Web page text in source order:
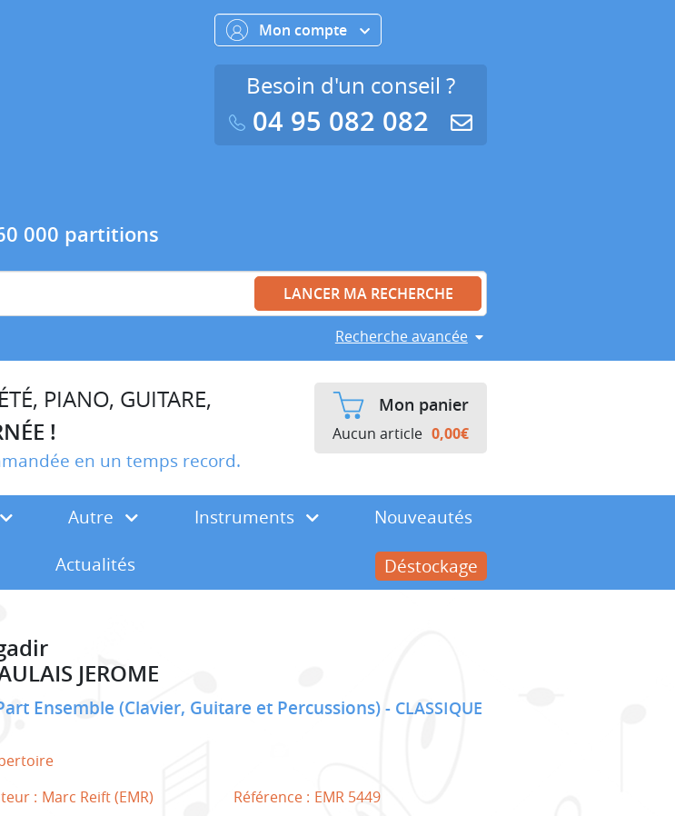
000 partitions
Recherche avancée
Mon compte
Besoin d'un conseil ?
04 95 082 082
PIANO, GUITARE,
!
en un temps record.
Mon panier
Aucun article 0,00€
Autre Instruments
Nouveautés
Actualités Déstockage
JEROME
Ensemble (Clavier, Guitare et Percussions) CLASSIQUE
: Marc Reift (EMR) Référence : EMR 5449